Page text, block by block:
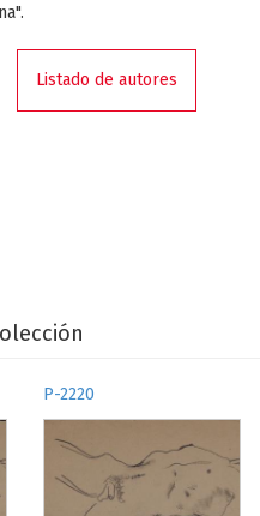
Listado de autores
P-2220